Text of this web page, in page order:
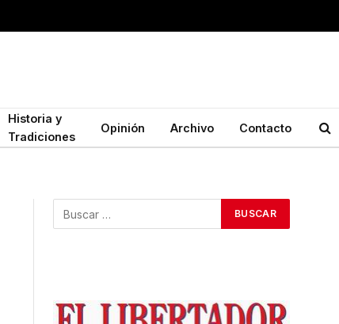
Historia y
Tradiciones
Opinión Archivo Contacto